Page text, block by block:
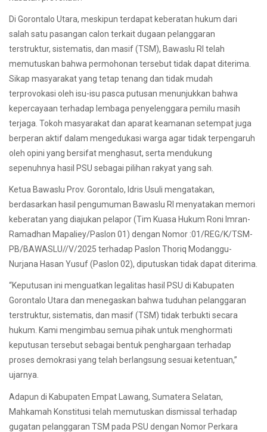
Di Gorontalo Utara, meskipun terdapat keberatan hukum dari
salah satu pasangan calon terkait dugaan pelanggaran
terstruktur, sistematis, dan masif (TSM), Bawaslu RI telah
memutuskan bahwa permohonan tersebut tidak dapat diterima.
Sikap masyarakat yang tetap tenang dan tidak mudah
terprovokasi oleh isu-isu pasca putusan menunjukkan bahwa
kepercayaan terhadap lembaga penyelenggara pemilu masih
terjaga. Tokoh masyarakat dan aparat keamanan setempat juga
berperan aktif dalam mengedukasi warga agar tidak terpengaruh
oleh opini yang bersifat menghasut, serta mendukung
sepenuhnya hasil PSU sebagai pilihan rakyat yang sah.
Ketua Bawaslu Prov. Gorontalo, Idris Usuli mengatakan,
berdasarkan hasil pengumuman Bawaslu RI menyatakan memori
keberatan yang diajukan pelapor (Tim Kuasa Hukum Roni Imran-
Ramadhan Mapaliey/Paslon 01) dengan Nomor :01/REG/K/TSM-
PB/BAWASLU//V/2025 terhadap Paslon Thoriq Modanggu-
Nurjana Hasan Yusuf (Paslon 02), diputuskan tidak dapat diterima.
“Keputusan ini menguatkan legalitas hasil PSU di Kabupaten
Gorontalo Utara dan menegaskan bahwa tuduhan pelanggaran
terstruktur, sistematis, dan masif (TSM) tidak terbukti secara
hukum. Kami mengimbau semua pihak untuk menghormati
keputusan tersebut sebagai bentuk penghargaan terhadap
proses demokrasi yang telah berlangsung sesuai ketentuan,”
ujarnya.
Adapun di Kabupaten Empat Lawang, Sumatera Selatan,
Mahkamah Konstitusi telah memutuskan dismissal terhadap
gugatan pelanggaran TSM pada PSU dengan Nomor Perkara